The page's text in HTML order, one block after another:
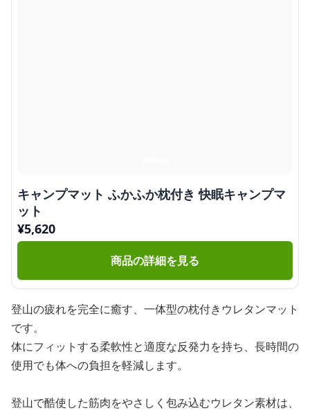
キャンプマット ふかふか枕付き 快眠キャンプマ
ット
¥5,620
商品の詳細を見る
登山の疲れを完全に癒す、一体型の枕付きウレタンマット
です。
体にフィットする柔軟性と適度な反発力を持ち、長時間の
使用でも体への負担を軽減します。
登山で酷使した筋肉をやさしく包み込むウレタン素材は、